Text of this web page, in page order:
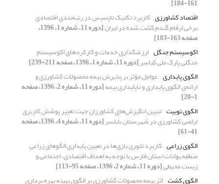
161-184]
اقتصاد کشاورزی کاربرد تکنیک تاپسیس در رتبه‌بندی اقتصادی
برخی ارقام گندم کشت‌ شده در ایران [دوره 11، شماره 1، 1396،
صفحه 163-183]
اکوسیستم جنگل ارزشگذاری خدمات و کارکردهای اکوسیستم
جنگلی پارک ملی کیاسر[دوره 11، شماره 1، 1396، صفحه 211-239]
الگوی پایداری عوامل مؤثر بر پذیرش بیمه محصولات کشاورزی و
ارائه‌ی الگوی پایداری و ناپایداری بیمه [دوره 11، شماره 2، 1396، صفحه
1-20]
الگوی توبیت تبیین انگیزش‌های کشاورزان جهت تغییر پوشش کاربری
اراضی کشاورزی در شهرستان بابلسر [دوره 11، شماره 4، 1396، صفحه
41-61]
الگوی زراعی کاربرد تئوری بازی‌ها در تعیین پایداری الگوهای زراعی
منطقه بوانات استان فارس با توجه به اهداف اقتصادی، اجتماعی و
زیست محیطی[دوره 11، شماره 2، 1396، صفحه 95-113]
الگوی کشت اثر بیمه محصولات کشاورزی بر الگوی بهینه بهره برداری